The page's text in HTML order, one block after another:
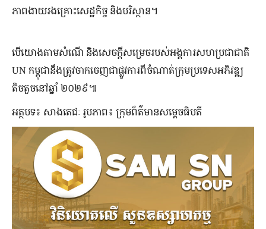
ភាពងាយរងគ្រោះសេដ្ឋកិច្ច និងបរិស្ថាន។
បើយោងតាមសំណើ និងសេចក្តីសម្រេចរបស់អង្គការសហប្រជាជាតិ
UN កម្ពុជានឹងត្រូវចាកចេញជាផ្លូវការពីចំណាត់ក្រុមប្រទេសអភិវឌ្ឍ
តិចតួចនៅឆ្នាំ ២០២៩៕
អត្ថបទ៖ សាងតេជៈ រូបភាព៖ ក្រុមព័ត៌មានសម្តេចធិបតី